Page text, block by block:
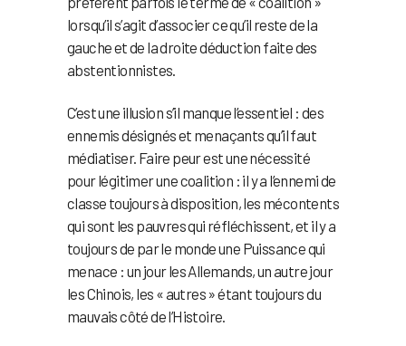
lorsqu’il s’agit d’associer ce qu’il reste de la
gauche et de la droite déduction faite des
abstentionnistes.
C’est une illusion s’il manque l’essentiel : des
ennemis désignés et menaçants qu’il faut
médiatiser. Faire peur est une nécessité
pour légitimer une coalition : il y a l’ennemi de
classe toujours à disposition, les mécontents
qui sont les pauvres qui réfléchissent, et il y a
toujours de par le monde une Puissance qui
menace : un jour les Allemands, un autre jour
les Chinois, les « autres » étant toujours du
mauvais côté de l’Histoire.